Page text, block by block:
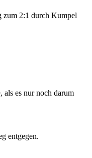
zum 2:1 durch Kumpel
als es nur noch darum
entgegen.